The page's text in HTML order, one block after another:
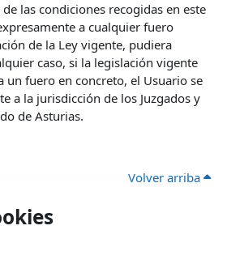
las condiciones recogidas en este
a cualquier fuero
de la Ley vigente, pudiera
caso, si la legislación vigente
un fuero en concreto, el Usuario se
a la jurisdicción de los Juzgados y
de Asturias.
Volver arriba